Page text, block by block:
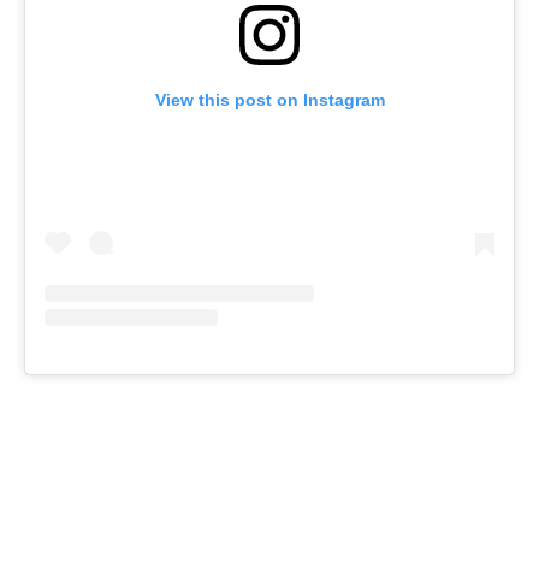
View this post on Instagram